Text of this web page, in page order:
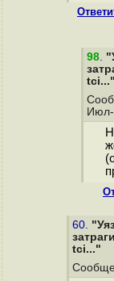
98.
tci..."
Июл-
60.
tci..."